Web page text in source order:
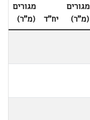
מגורים
(מ"ר)
יח"ד
מגורים
(מ"ר)